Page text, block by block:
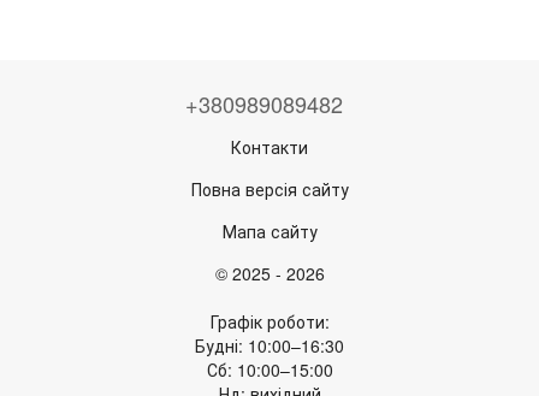
+380989089482
Контакти
Повна версія сайту
Мапа сайту
© 2025 - 2026
Графік роботи:
Будні: 10:00–16:30
Сб: 10:00–15:00